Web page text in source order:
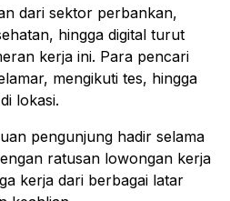
dari sektor perbankan,
hingga digital turut
kerja ini. Para pencari
mengikuti tes, hingga
lokasi.
pengunjung hadir selama
ratusan lowongan kerja
kerja dari berbagai latar